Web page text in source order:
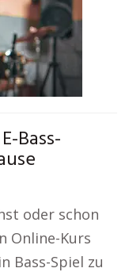
Bass-
oder schon
Online-Kurs
Bass-Spiel zu